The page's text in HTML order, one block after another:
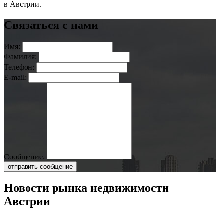
в Австрии.
Связаться с нами
Имя:
Фамилия:
Телефон:
E-mail:
Сообщение:
отправить сообщение
Новости рынка недвижимости
Австрии